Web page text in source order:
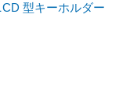
型キーホルダー